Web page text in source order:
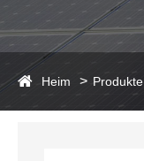
Heim Produkte